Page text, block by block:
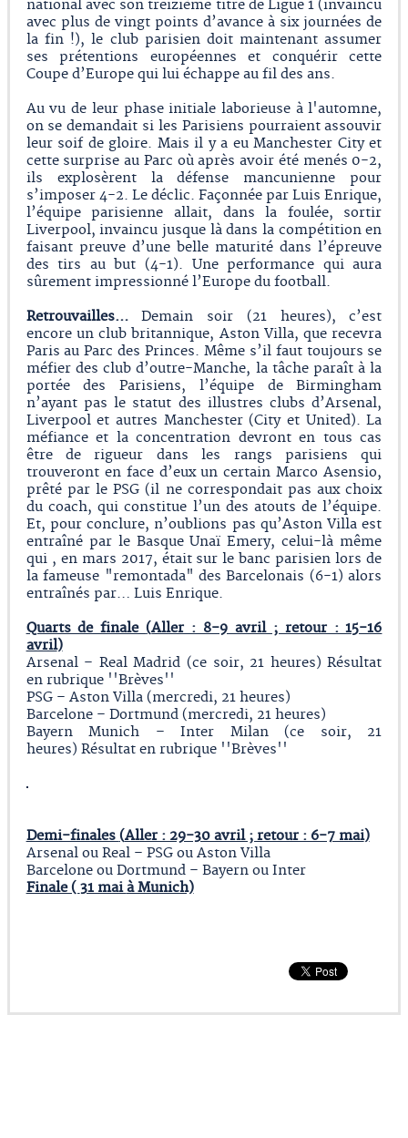
national avec son treizième titre de Ligue 1 (invaincu
avec plus de vingt points d’avance à six journées de
la fin !), le club parisien doit maintenant assumer
ses prétentions européennes et conquérir cette
Coupe d’Europe qui lui échappe au fil des ans.
Au vu de leur phase initiale laborieuse à l'automne,
on se demandait si les Parisiens pourraient assouvir
leur soif de gloire. Mais il y a eu Manchester City et
cette surprise au Parc où après avoir été menés 0-2,
ils explosèrent la défense mancunienne pour
s’imposer 4-2. Le déclic. Façonnée par Luis Enrique,
l’équipe parisienne allait, dans la foulée, sortir
Liverpool, invaincu jusque là dans la compétition en
faisant preuve d’une belle maturité dans l’épreuve
des tirs au but (4-1). Une performance qui aura
sûrement impressionné l’Europe du football.
Retrouvailles…Demain soir (21 heures), c’est
encore un club britannique, Aston Villa, que recevra
Paris au Parc des Princes. Même s’il faut toujours se
méfier des club d’outre-Manche, la tâche paraît à la
portée des Parisiens, l’équipe de Birmingham
n’ayant pas le statut des illustres clubs d’Arsenal,
Liverpool et autres Manchester (City et United). La
méfiance et la concentration devront en tous cas
être de rigueur dans les rangs parisiens qui
trouveront en face d’eux un certain Marco Asensio,
prêté par le PSG (il ne correspondait pas aux choix
du coach, qui constitue l’un des atouts de l’équipe.
Et, pour conclure, n’oublions pas qu’Aston Villa est
entraîné par le Basque Unaï Emery, celui-là même
qui , en mars 2017, était sur le banc parisien lors de
la fameuse "remontada" des Barcelonais (6-1) alors
entraînés par… Luis Enrique.
Quarts de finale(Aller : 8-9 avril ; retour : 15-16
avril)
Arsenal – Real Madrid (ce soir, 21 heures) Résultat
en rubrique ''Brèves''
PSG – Aston Villa (mercredi, 21 heures)
Barcelone – Dortmund (mercredi, 21 heures)
Bayern Munich – Inter Milan (ce soir, 21
heures) Résultat en rubrique ''Brèves''
Demi-finales (Aller : 29-30 avril ; retour : 6-7 mai)
Arsenal ou Real – PSG ou Aston Villa
Barcelone ou Dortmund – Bayern ou Inter
Finale ( 31 maià Munich)